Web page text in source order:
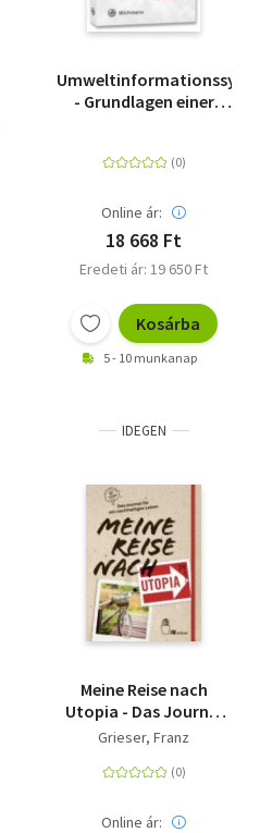
- Grundlagen einer
Online ár:
18 668 Ft
Eredeti ár: 19 650 Ft
Kosárba
5 - 10 munkanap
IDEGEN
Meine Reise nach
Utopia - Das Journal
für ein nachhaltiges
Grieser, Franz
Online ár: